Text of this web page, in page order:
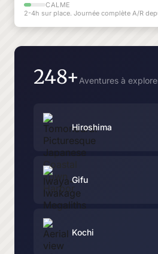
CALME
2-4h sur place. Journée complète A/R
248+ Aventures à
Hiroshima
Gifu
Kochi